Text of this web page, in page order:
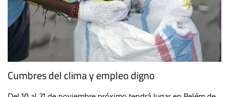
Cumbres del clima y empleo digno